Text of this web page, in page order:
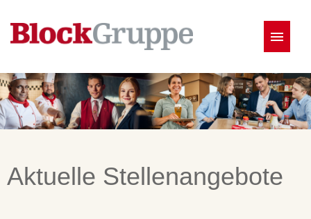
Deutsch
Aktuelle Stellenangebote